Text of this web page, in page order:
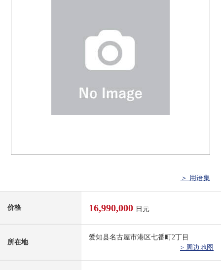
＞ 用语集
价格 16,990,000 日元
所在地
爱知县名古屋市港区七番町2丁目
> 周边地图